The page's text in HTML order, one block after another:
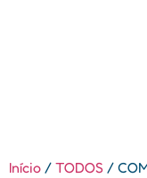
Início / TODOS /